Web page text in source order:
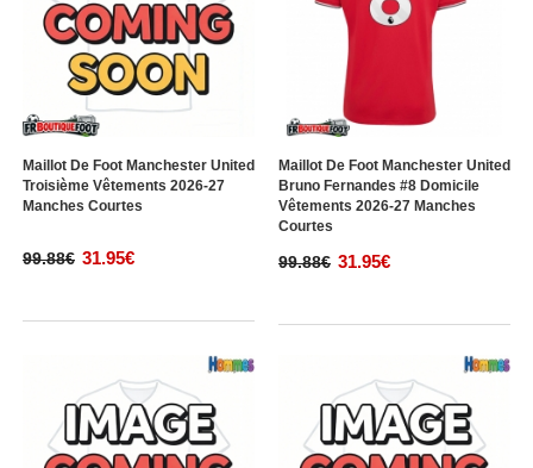
Maillot De Foot Manchester United
Troisième Vêtements 2026-27
Manches Courtes
99.88€ 31.95€
Maillot De Foot Manchester United
Bruno Fernandes #8 Domicile
Vêtements 2026-27 Manches
Courtes
99.88€ 31.95€